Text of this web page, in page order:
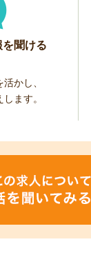
聞ける
かし、
ます。